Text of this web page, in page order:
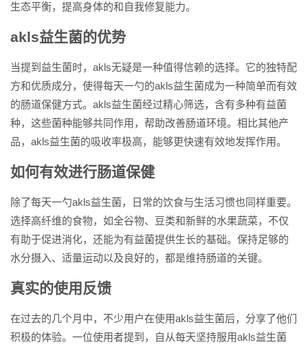
生态平衡，提高身体的和自我修复能力。
akls益生菌的优势
当提到益生菌时，akls无疑是一种值得信赖的选择。它的独特配
方和优质成分，使得每天一勺的akls益生菌成为一种简单而有效
的肠道保健方式。akls益生菌经过精心筛选，含有多种有益菌
种，这些菌种能够共同作用，帮助改善肠道环境。相比其他产
品，akls益生菌的吸收率极高，能够更快速有效地发挥作用。
如何有效进行肠道保健
除了每天一勺akls益生菌，日常的饮食与生活习惯也同样重要。
选择高纤维的食物，如全谷物、豆类和新鲜的水果蔬菜，不仅
有助于促进消化，还能为有益菌提供生长的基础。保持足够的
水分摄入、适量运动以及良好的，都是维持肠道的关键。
真实的使用反馈
在过去的几个月中，不少用户在使用akls益生菌后，分享了他们
积极的体验。一位使用者提到，自从每天坚持服用akls益生菌